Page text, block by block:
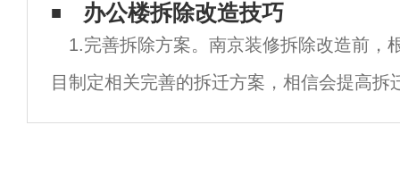
拆迁过程中，我们应该注意和遵守很多事情
意水管或梁的拆除，后果将非常严重。以下
办公楼拆除改造技巧
1.完善拆除方案。南京装修拆除改造前，
目制定相关完善的拆迁方案，相信会提高拆
然，如果不知道如何制定拆迁改造方案，也